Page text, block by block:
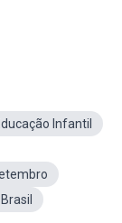
Infantil